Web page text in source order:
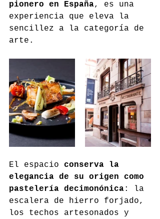
pionero en España, es una
experiencia que eleva la
sencillez a la categoría de
arte.
El espacio conserva la
elegancia de su origen como
pastelería decimonónica: la
escalera de hierro forjado,
los techos artesonados y